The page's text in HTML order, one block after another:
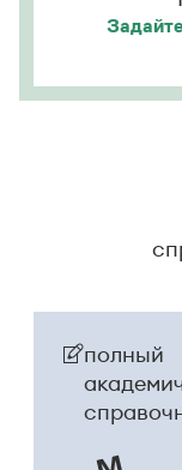
полный